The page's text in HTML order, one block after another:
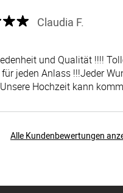
Claudia F.
und Qualität !!!!
jeden Anlass !!!Jeder
Hochzeit kann
Alle Kundenbewertungen